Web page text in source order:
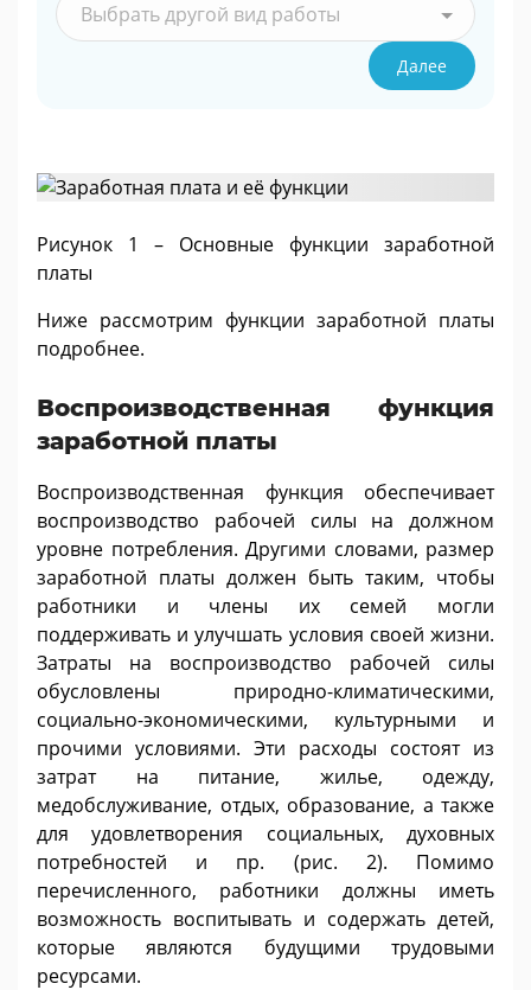
Выбрать другой вид работы
Далее
Рисунок 1 – Основные функции заработной
платы
Ниже рассмотрим функции заработной платы
подробнее.
Воспроизводственная функция
заработной платы
Воспроизводственная функция обеспечивает
воспроизводство рабочей силы на должном
уровне потребления. Другими словами, размер
заработной платы должен быть таким, чтобы
работники и члены их семей могли
поддерживать и улучшать условия своей жизни.
Затраты на воспроизводство рабочей силы
обусловлены природно-климатическими,
социально-экономическими, культурными и
прочими условиями. Эти расходы состоят из
затрат на питание, жилье, одежду,
медобслуживание, отдых, образование, а также
для удовлетворения социальных, духовных
потребностей и пр. (рис. 2). Помимо
перечисленного, работники должны иметь
возможность воспитывать и содержать детей,
которые являются будущими трудовыми
ресурсами.